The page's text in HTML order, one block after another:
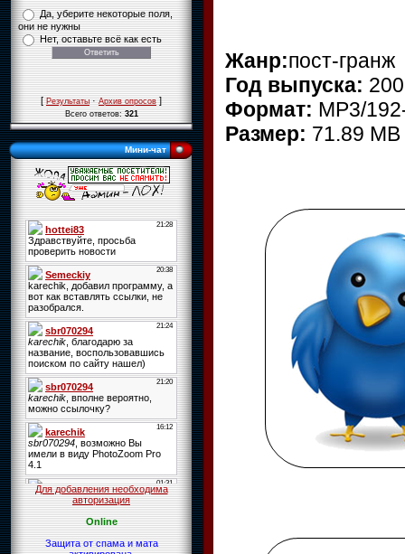
Да, уберите некоторые поля,
они не нужны
Нет, оставьте всё как есть
[Результаты·Архив опросов]
Всего ответов:321
Мини-чат
Для добавления необходима
авторизация
Online
Защита от спама и мата
Жанр:пост-гранж
Год выпуска:
Формат: MP3/
Размер: 71.89 MB